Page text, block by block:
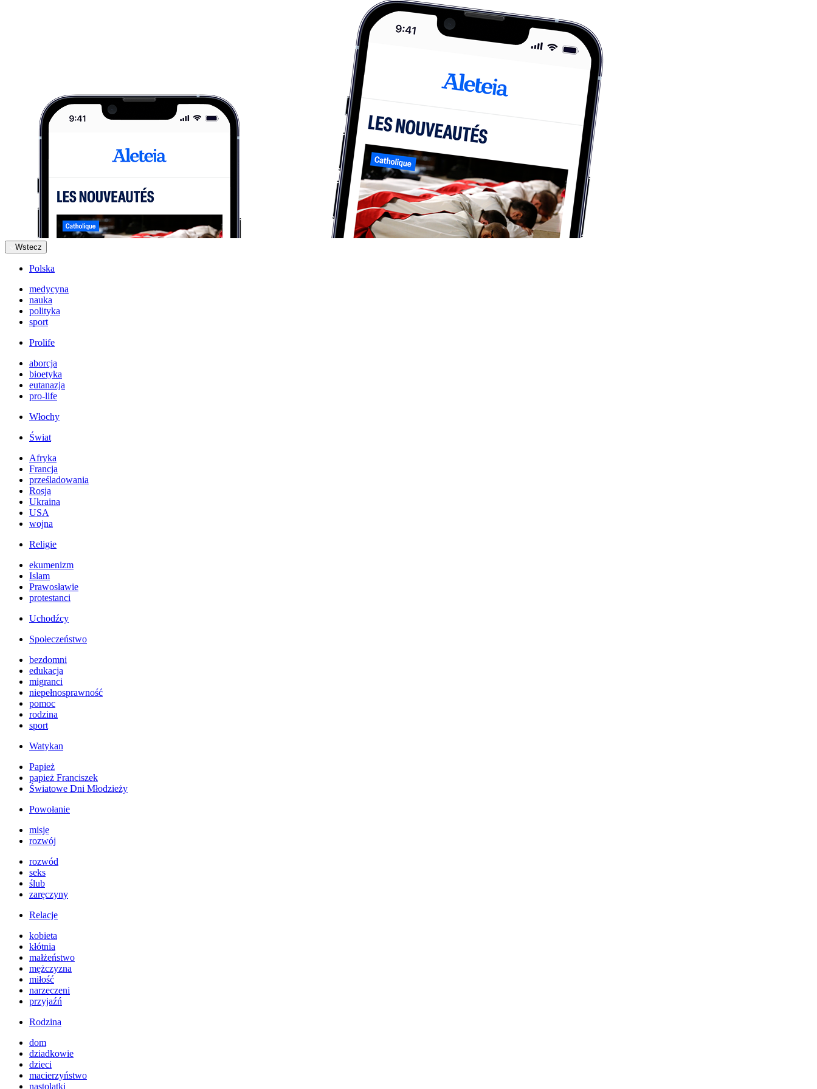
Wstecz
Polska
medycyna
nauka
polityka
sport
Prolife
aborcja
bioetyka
eutanazja
pro-life
Włochy
Świat
Afryka
Francja
prześladowania
Rosja
Ukraina
USA
wojna
Religie
ekumenizm
Islam
Prawosławie
protestanci
Uchodźcy
Społeczeństwo
bezdomni
edukacja
migranci
niepełnosprawność
pomoc
rodzina
sport
Watykan
Papież
papież Franciszek
Światowe Dni Młodzieży
Powołanie
misje
rozwój
rozwód
seks
ślub
zaręczyny
Relacje
kobieta
kłótnia
małżeństwo
mężczyzna
miłość
narzeczeni
przyjaźń
Rodzina
dom
dziadkowie
dzieci
macierzyństwo
nastolatki